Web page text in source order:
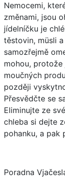
Nemocemi,
změnami, jsou
jídelníčku je
těstovin, müsli
samozřejmě
mohou,
moučných
později
Přesvědčte se
Eliminujte ze
chleba si dejte
pohanku, a pak
Poradna